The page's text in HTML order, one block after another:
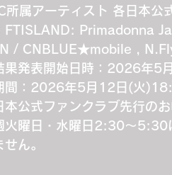
所属アーティスト 各日本公
FTISLAND: Primadonna
/ CNBLUE★mobile ,
果発表開始日時：2026年5
間：2026年5月12日(火
公式ファンクラブ先行の
曜日・水曜日2:30～5:30
ん。